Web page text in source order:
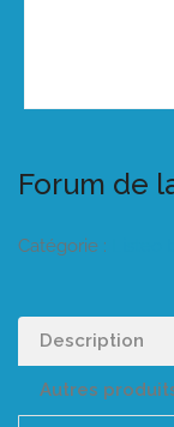
Forum de
Catégorie :
Description
Autres